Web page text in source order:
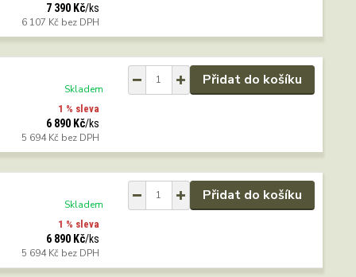
7 390 Kč/ks
6 107 Kč bez DPH
1 % sleva
6 890 Kč/ks
5 694 Kč bez DPH
Skladem
Přidat do košíku
1 % sleva
6 890 Kč/ks
5 694 Kč bez DPH
Skladem
Přidat do košíku